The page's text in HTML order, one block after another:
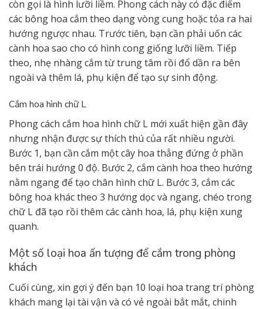
còn gọi là hình lưỡi liềm. Phong cách này có đặc điểm
các bông hoa cắm theo dạng vòng cung hoặc tỏa ra hai
hướng ngược nhau. Trước tiên, bạn cần phải uốn các
cành hoa sao cho có hình cong giống lưỡi liềm. Tiếp
theo, nhẹ nhàng cắm từ trung tâm rồi đổ dần ra bên
ngoài và thêm lá, phụ kiện để tạo sự sinh động.
Cắm hoa hình chữ L
Phong cách cắm hoa hình chữ L mới xuất hiện gần đây
nhưng nhận được sự thích thú của rất nhiều người.
Bước 1, bạn cần cắm một cây hoa thẳng đứng ở phần
bên trái hướng 0 độ. Bước 2, cắm cành hoa theo hướng
nằm ngang để tạo chân hình chữ L. Bước 3, cắm các
bông hoa khác theo 3 hướng dọc và ngang, chéo trong
chữ L đã tạo rồi thêm các cành hoa, lá, phụ kiện xung
quanh.
Một số loại hoa ấn tượng để cắm trong phòng
khách
Cuối cùng, xin gợi ý đến bạn 10 loại hoa trang trí phòng
khách mang lại tài vận và có vẻ ngoài bắt mắt, chinh